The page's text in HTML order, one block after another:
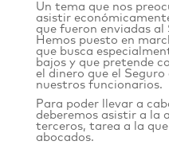
Un tema que nos
asistir
que fueron enviadas al
Hemos puesto en
que busca
bajos y que pretende
el dinero que el
nuestros funcionarios.
Para poder llevar a
deberemos asistir a la
terceros, tarea a la
abocados.